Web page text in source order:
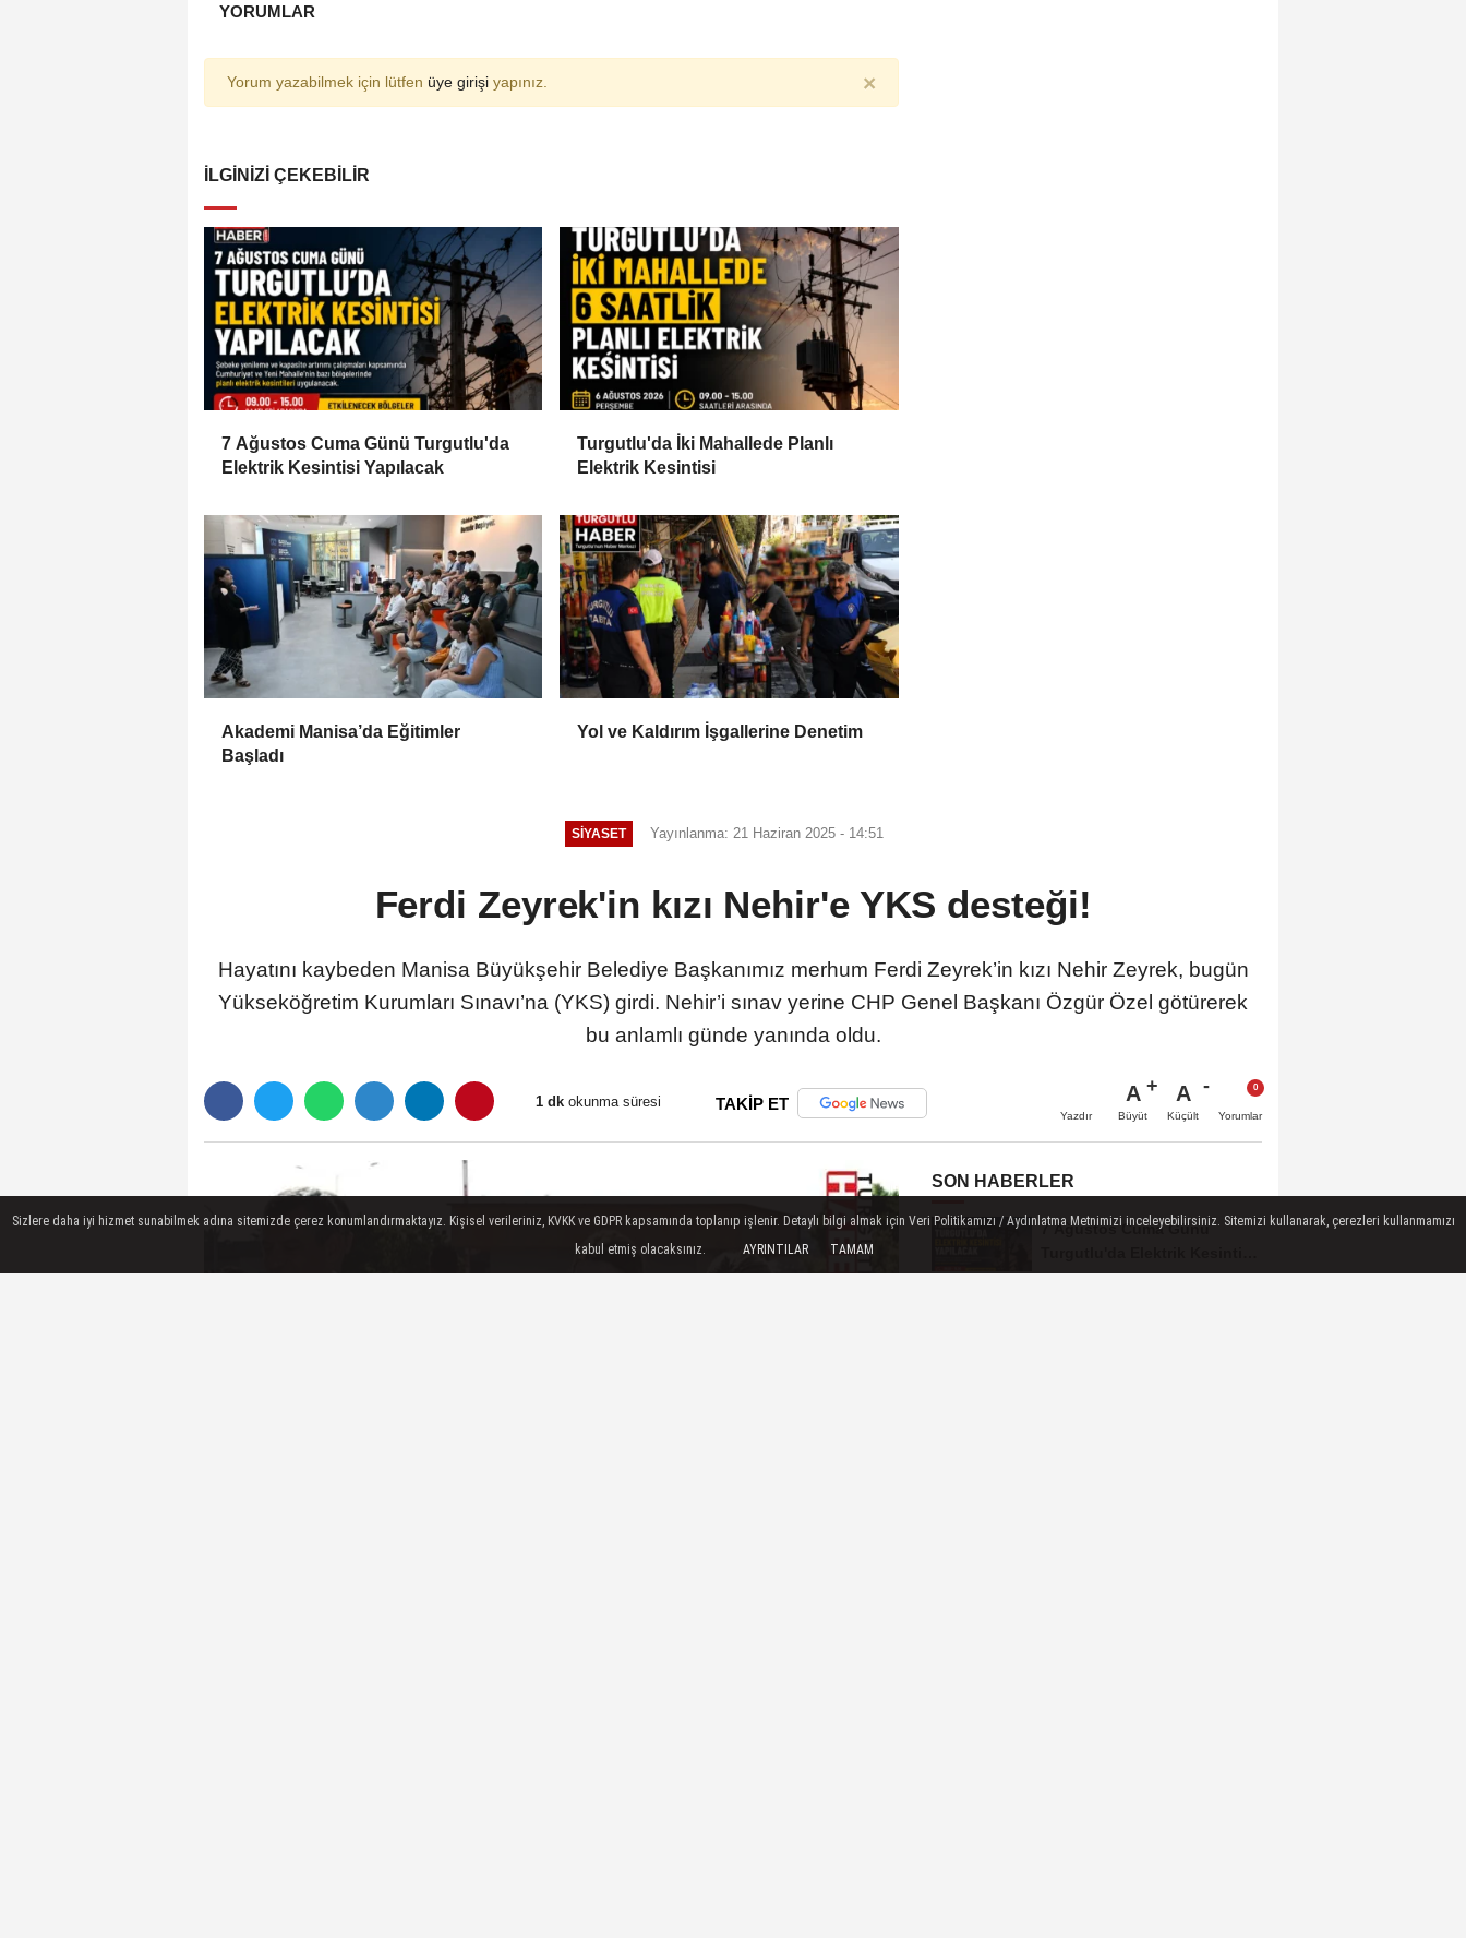
YORUMLAR
Yorum yazabilmek için lütfen üye girişi yapınız. ×
İLGINIZI ÇEKEBILIR
7 Ağustos Cuma Günü Turgutlu'da
Elektrik Kesintisi Yapılacak
Turgutlu'da İki Mahallede Planlı
Elektrik Kesintisi
Akademi Manisa’da Eğitimler
Başladı
Yol ve Kaldırım İşgallerine Denetim
SİYASET Yayınlanma: 21 Haziran 2025 - 14:51
Ferdi Zeyrek'in kızı Nehir'e YKS desteği!
Hayatını kaybeden Manisa Büyükşehir Belediye Başkanımız merhum Ferdi Zeyrek’in kızı Nehir Zeyrek, bugün
Yükseköğretim Kurumları Sınavı’na (YKS) girdi. Nehir’i sınav yerine CHP Genel Başkanı Özgür Özel götürerek
bu anlamlı günde yanında oldu.
1 dk okunma süresi TAKİP ET
Yazdır
A
Büyüt
A
Küçült Yorumlar
SON HABERLER
7 Ağustos Cuma Günü
Yapılacak
Sizlere daha iyi hizmet sunabilmek adına sitemizde çerez konumlandırmaktayız. Kişisel verileriniz, KVKK ve GDPR kapsamında toplanıp işlenir. Detaylı bilgi almak için Veri Politikamızı / Aydınlatma Metnimizi inceleyebilirsiniz. Sitemizi kullanarak, çerezleri kullanmamızı
kabul etmiş olacaksınız.
AYRINTILAR TAMAM